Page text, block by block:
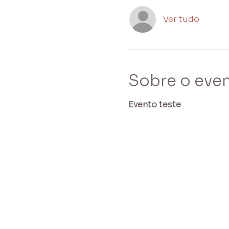
Ver tudo
Sobre o
Evento teste